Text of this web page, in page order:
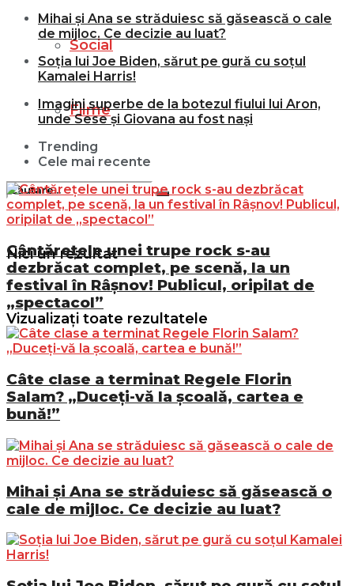
Social
Filme
Nici un rezultat
Vizualizați toate rezultatele
Mihai și Ana se străduiesc să găsească o cale
de mijloc. Ce decizie au luat?
Soția lui Joe Biden, sărut pe gură cu soțul
Kamalei Harris!
Imagini superbe de la botezul fiului lui Aron,
unde Sese și Giovana au fost nași
Trending
Cele mai recente
Cântărețele unei trupe rock s-au
dezbrăcat complet, pe scenă, la un
festival în Râșnov! Publicul, oripilat de
„spectacol”
Câte clase a terminat Regele Florin
Salam? „Duceți-vă la școală, cartea e
bună!”
Mihai și Ana se străduiesc să găsească o
cale de mijloc. Ce decizie au luat?